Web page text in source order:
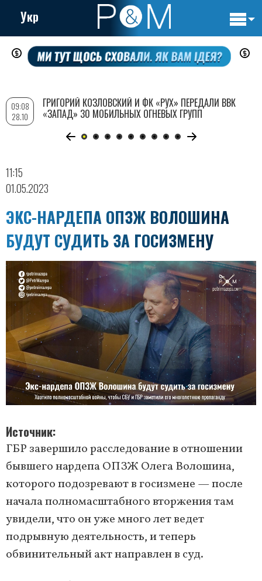
Перейти
содержанию
Укр
11:15
01.05.2023
ЭКС-НАРДЕПА ОПЗЖ ВОЛОШИНА
БУДУТ СУДИТЬ ЗА ГОСИЗМЕНУ
Источник
ГБР завершило расследование в отношении
бывшего нардепа ОПЗЖ Олега Волошина,
которого подозревают в госизмене — после
начала полномасштабного вторжения там
увидели, что он уже много лет ведет
подрывную деятельность, и теперь
обвинительный акт направлен в суд.
09:08
28.10
ГРИГОРИЙ КОЗЛОВСКИЙ И ФК «РУХ» ПЕРЕДАЛИ ВВК
«ЗАПАД» 30 МОБИЛЬНЫХ ОГНЕВЫХ ГРУПП